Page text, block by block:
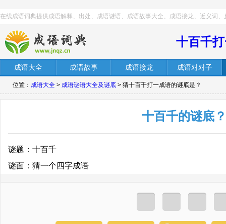
在线成语词典提供成语解释、出处、成语谜语、成语故事大全、成语接龙、近义词、
十百千
成语大全 成语故事 成语接龙 成语对对子
位置： 成语大全 > 成语谜语大全及谜底 > 猜十百千打一成语的谜底是？
十百千的谜底？
谜题：十百千
谜面：猜一个四字成语